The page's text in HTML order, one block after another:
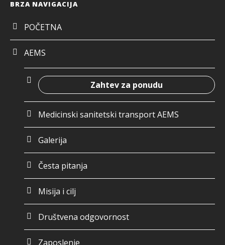
BRZA NAVIGACIJA
POČETNA
AEMS
Zahtev za ponudu
Medicinski sanitetski transport AEMS
Galerija
Česta pitanja
Misija i cilj
Društvena odgovornost
Zaposlenje